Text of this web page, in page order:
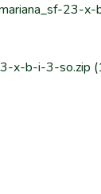
23-
x-b-i-3-so.zip